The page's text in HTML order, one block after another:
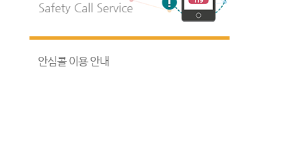
Safety Call Service
안심콜 이용 안내